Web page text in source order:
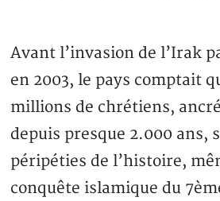
Avant l’invasion de l’Irak
en 2003, le pays comptait
millions de chrétiens,
depuis presque 2.000 ans,
péripéties de l’histoire,
conquête islamique du